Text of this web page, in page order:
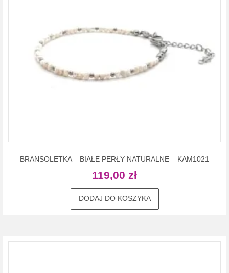
BRANSOLETKA – BIAŁE PERŁY NATURALNE – KAM1021
119,00 zł
DODAJ DO KOSZYKA